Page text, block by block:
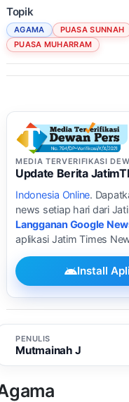
Topik
AGAMA PUASA SUNNAH
PUASA MUHARRAM
MEDIA TERVERIFIKASI
Update Berita
Indonesia Online.
news setiap hari dari
Langganan Google
aplikasi Jatim Times
Install
PENULIS
Mutmainah J